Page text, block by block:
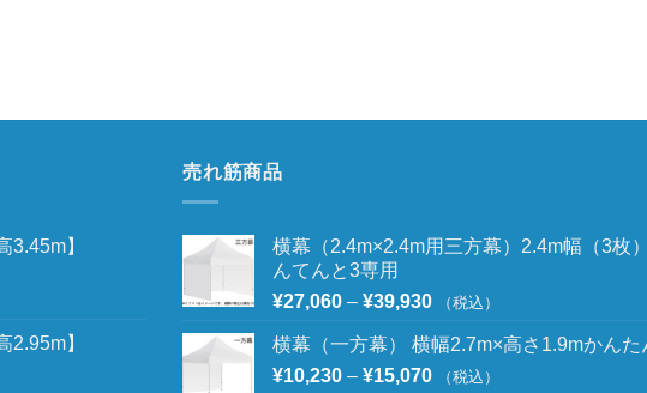
】
】
売れ筋商品
横幕（2.4m×2.4m用三方幕）2.4m幅（3枚
んてんと3専用
¥27,060 – ¥39,930 （税込）
横幕（一方幕） 横幅2.7m×高さ1.9mかんた
¥10,230 – ¥15,070 （税込）